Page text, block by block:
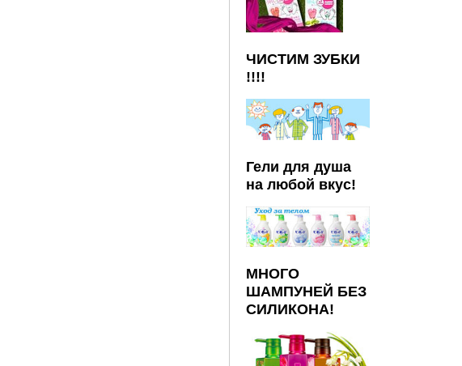
ЧИСТИМ ЗУБКИ
!!!!
Гели для душа
на любой вкус!
МНОГО
ШАМПУНЕЙ БЕЗ
СИЛИКОНА!